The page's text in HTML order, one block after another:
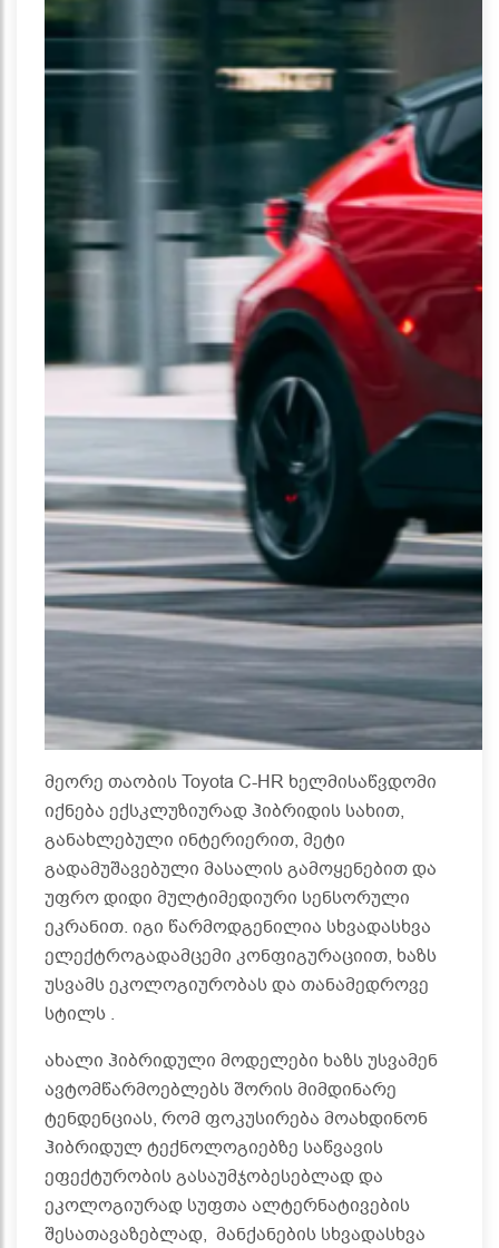
მეორე თაობის Toyota C-HR ხელმისაწვდომი
იქნება ექსკლუზიურად ჰიბრიდის სახით,
განახლებული ინტერიერით, მეტი
გადამუშავებული მასალის გამოყენებით და
უფრო დიდი მულტიმედიური სენსორული
ეკრანით. იგი წარმოდგენილია სხვადასხვა
ელექტროგადამცემი კონფიგურაციით, ხაზს
უსვამს ეკოლოგიურობას და თანამედროვე
სტილს .
ახალი ჰიბრიდული მოდელები ხაზს უსვამენ
ავტომწარმოებლებს შორის მიმდინარე
ტენდენციას, რომ ფოკუსირება მოახდინონ
ჰიბრიდულ ტექნოლოგიებზე საწვავის
ეფექტურობის გასაუმჯობესებლად და
ეკოლოგიურად სუფთა ალტერნატივების
შესათავაზებლად, მანქანების სხვადასხვა